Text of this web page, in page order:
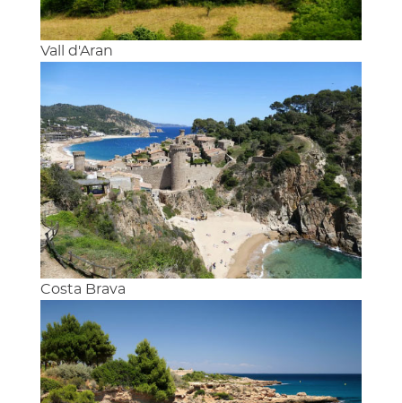
Vall d'Aran
Costa Brava